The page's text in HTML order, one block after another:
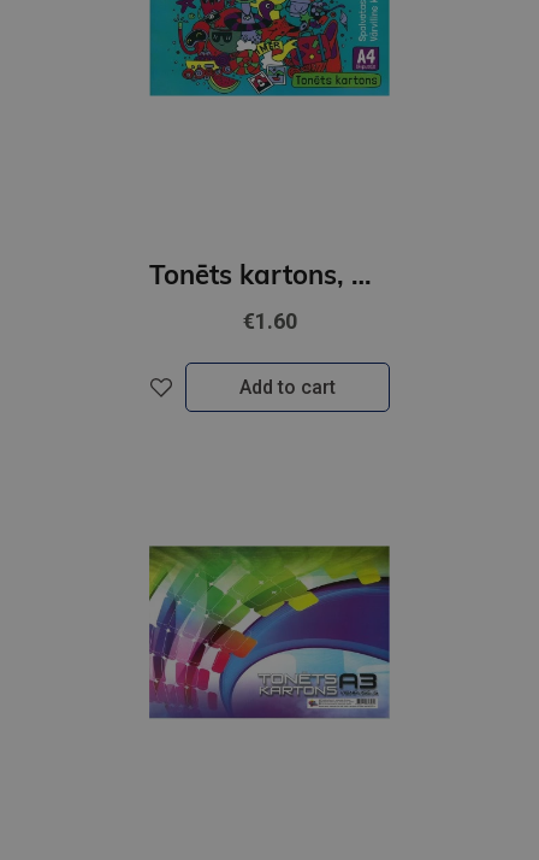
Tonēts kartons, A4, divpusējs, 8 krāsas
€1.60
Add to cart